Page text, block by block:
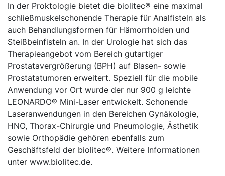
In der Proktologie bietet die biolitec® eine maximal
schließmuskelschonende Therapie für Analfisteln als
auch Behandlungsformen für Hämorrhoiden und
Steißbeinfisteln an. In der Urologie hat sich das
Therapieangebot vom Bereich gutartiger
Prostatavergrößerung (BPH) auf Blasen- sowie
Prostatatumoren erweitert. Speziell für die mobile
Anwendung vor Ort wurde der nur 900 g leichte
LEONARDO® Mini-Laser entwickelt. Schonende
Laseranwendungen in den Bereichen Gynäkologie,
HNO, Thorax-Chirurgie und Pneumologie, Ästhetik
sowie Orthopädie gehören ebenfalls zum
Geschäftsfeld der biolitec®. Weitere Informationen
unter www.biolitec.de.